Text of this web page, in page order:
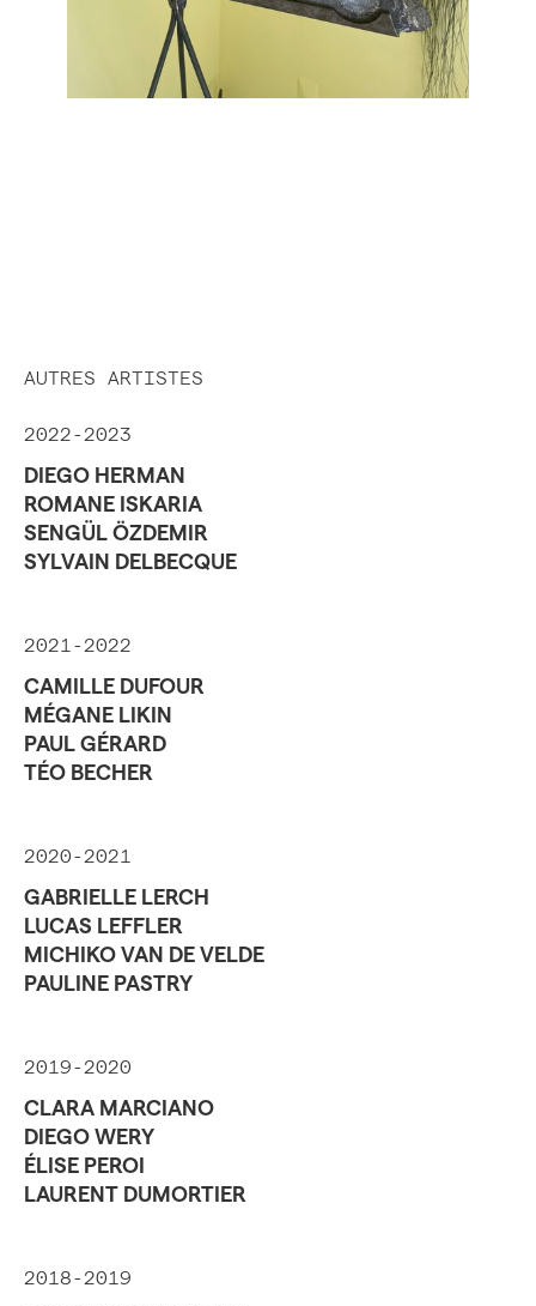
AUTRES ARTISTES
2022-2023
DIEGO HERMAN
ROMANE ISKARIA
SENGÜL ÖZDEMIR
SYLVAIN DELBECQUE
2021-2022
CAMILLE DUFOUR
MÉGANE LIKIN
PAUL GÉRARD
TÉO BECHER
2020-2021
GABRIELLE LERCH
LUCAS LEFFLER
MICHIKO VAN DE VELDE
PAULINE PASTRY
2019-2020
CLARA MARCIANO
DIEGO WERY
ÉLISE PEROI
LAURENT DUMORTIER
2018-2019